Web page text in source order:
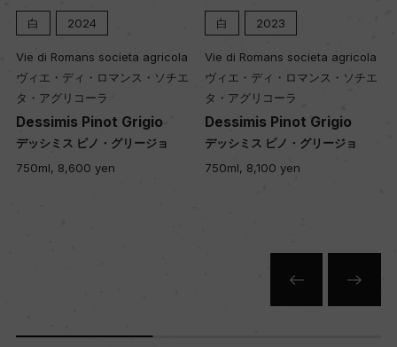
酵温度18ー30℃、醗酵期間10日/オーク樽にてMLF
熟成：オーク樽14カ月(フランス産228L新樽30%)/
瓶14カ月以上
年間生産量
4000
白 2024
Vie di Romans societa agricola
ヴィエ・ディ・ロマンス・ソチエ
タ・アグリコーラ
Dessimis Pinot Grigio
デッシミス ピノ・グリージョ
750ml, 8,600 yen
白 2023
Vie di Romans societa agricola
ヴィエ・ディ・ロマンス・ソチエ
タ・アグリコーラ
Dessimis Pinot Grigio
デッシミス ピノ・グリージョ
750ml, 8,100 yen